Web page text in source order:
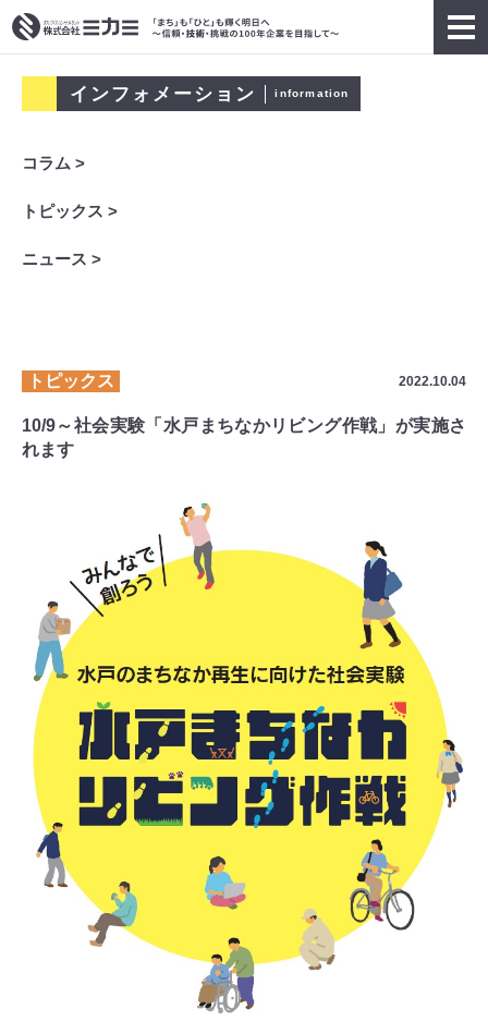
インフォメーション information
コラム >
トピックス >
ニュース >
トピックス 2022.10.04
10/9～社会実験「水戸まちなかリビング作戦」が実施さ
れます